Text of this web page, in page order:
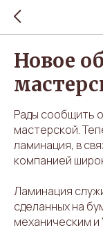
Новое
Рады сообщить
мастерской.
ламинация, в
компанией
Ламинация
сделанных на
механическим